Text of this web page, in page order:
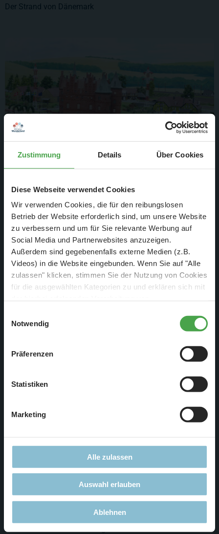
Zustimmung Details Über Cookies
Diese Webseite verwendet Cookies
Wir verwenden Cookies, die für den reibungslosen
Betrieb der Website erforderlich sind, um unsere Website
zu verbessern und um für Sie relevante Werbung auf
Social Media und Partnerwebsites anzuzeigen.
Außerdem sind gegebenenfalls externe Medien (z.B.
Videos) in die Website eingebunden. Wenn Sie auf "Alle
zulassen" klicken, stimmen Sie der Nutzung von Cookies
für die ausgewählten Kategorien zu und erklären sich mit
diese Einstellungen jederzeit über die Schaltfläche
zustimmen, beschränken wir uns auf die technisch
notwendigen Cookies. Weitere Informationen finden Sie in
Notwendig
Präferenzen
Statistiken
Marketing
Alle zulassen
Auswahl erlauben
Ablehnen
Der Strand von Dänemark
Die Insel im Skandinavienbecken
Die LKW Werkstatt in Norwegen